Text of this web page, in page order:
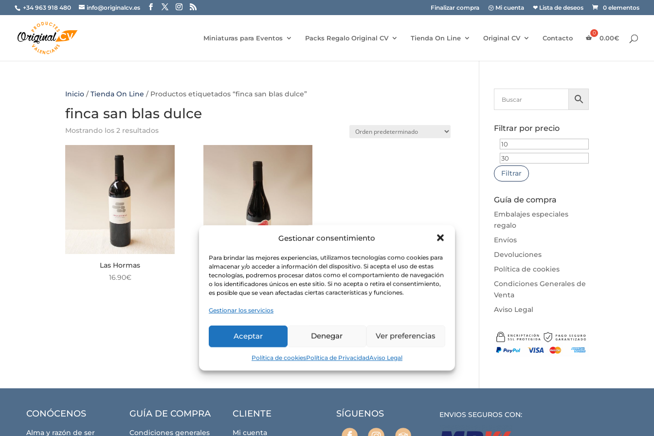
Gestionar consentimiento
Para brindar las mejores experiencias, utilizamos tecnologías como cookies para
almacenar y/o acceder a información del dispositivo. Si acepta el uso de estas
tecnologías, podremos procesar datos como el comportamiento de navegación
o los identificadores únicos en este sitio. Si no acepta o retira el consentimiento,
es posible que se vean afectadas ciertas características y funciones.
Gestionar los servicios
Aceptar Denegar Ver preferencias
Política de cookiesPolítica de PrivacidadAviso Legal
+34 963 918 480 info@originalcv.es Finalizar compra ㋡ Mi cuenta ❤ Lista de deseos 0 elementos
Miniaturas para Eventos Packs Regalo Original CV Tienda On Line Original CV Contacto 0.00€
Inicio /Tienda On Line / Productos etiquetados “finca san blas dulce”
finca san blas dulce
Mostrando los 2 resultados
Las Hormas
16.90€
San Blas Bobal
21.90€
Filtrar por precio
Precio
mínimo
Filtrar
Guía de compra
Embalajes especiales
regalo
Envíos
Devoluciones
Política de cookies
Condiciones Generales de
Venta
Aviso Legal
CONÓCENOS
Alma y razón de ser
GUÍA DE COMPRA
Condiciones generales
CLIENTE
Mi cuenta
SÍGUENOS ENVIOS SEGUROS CON: